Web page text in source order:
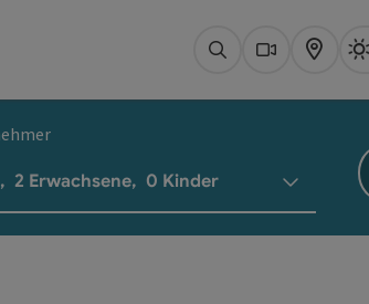
SuchenWebcams
Karte
Personenfelder
, 2 Erwachsene, 0 Kinder